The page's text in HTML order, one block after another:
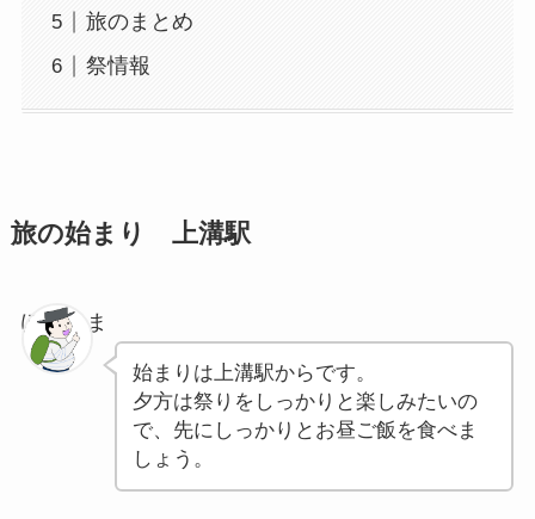
旅のまとめ
祭情報
旅の始まり 上溝駅
ぽちゃま
始まりは上溝駅からです。
夕方は祭りをしっかりと楽しみたいの
で、先にしっかりとお昼ご飯を食べま
しょう。